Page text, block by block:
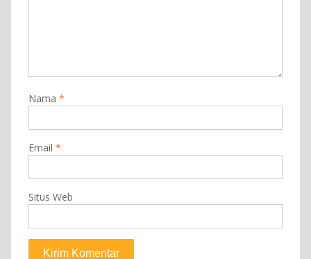
Nama *
Email *
Situs Web